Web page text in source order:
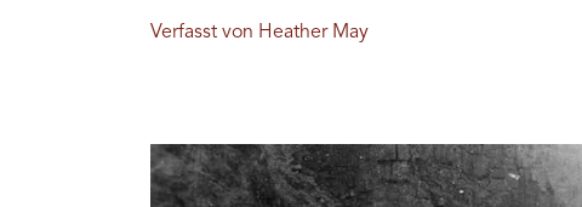
Verfasst von Heather May